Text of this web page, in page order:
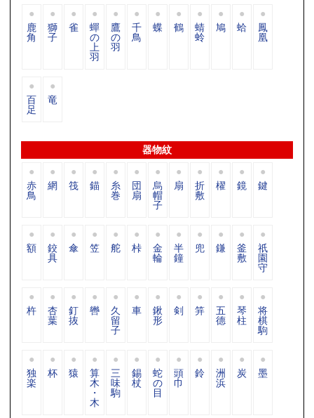
鹿
角
獅
子
雀 蟬
の
上
羽
鷹
の
羽
千
鳥
蝶 鶴 蜻
蛉
鳩 蛤 鳳
凰
百
足
竜
器物紋
赤
鳥
網 筏 錨 糸
巻
団
扇
烏
帽
子
扇 折
敷
櫂 鏡 鍵
額 鉸
具
傘 笠 舵 桛 金
輪
半
鐘
兜 鎌 釜
敷
祇
園
守
杵 杏
葉
釘
抜
轡 久
留
子
車 鍬
形
剣 笄 五
德
琴
柱
将
棋
駒
独
楽
杯 猿 算
木
・
木
三
味
駒
錫
杖
蛇
の
目
頭
巾
鈴 洲
浜
炭 墨